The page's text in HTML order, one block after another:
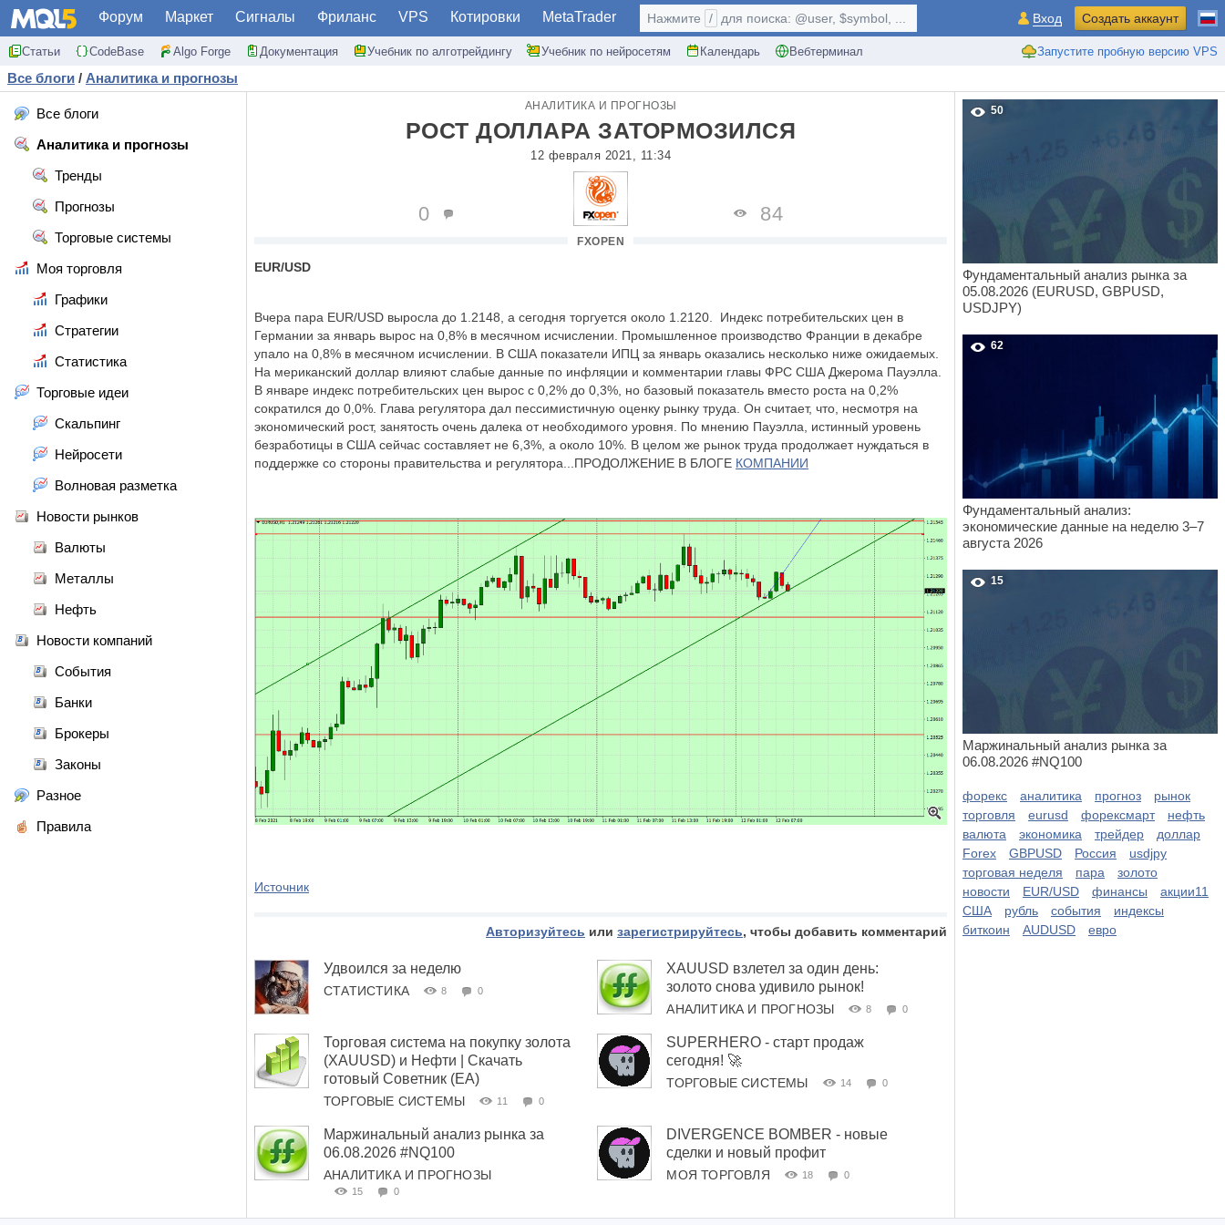
Форум Маркет Сигналы Фриланс VPS Котировки MetaTrader
Статьи CodeBase Algo Forge Документация Учебник по алготрейдингу Учебник по нейросетям Календарь Вебтерминал Запустите пробную версию VPS
Нажмите / для поиска: @user, $symbol, ... Вход Создать аккаунт
Все блоги / Аналитика и прогнозы
Все блоги
Аналитика и прогнозы
Тренды
Прогнозы
Торговые системы
Моя торговля
Графики
Стратегии
Статистика
Торговые идеи
Скальпинг
Нейросети
Волновая разметка
Новости рынков
Валюты
Металлы
Нефть
Новости компаний
События
Банки
Брокеры
Законы
Разное
Правила
АНАЛИТИКА И ПРОГНОЗЫ
РОСТ ДОЛЛАРА ЗАТОРМОЗИЛСЯ
12 февраля 2021, 11:34
FXOPEN
0 84
EUR/USD
Вчера пара EUR/USD выросла до 1.2148, а сегодня торгуется около 1.2120. Индекс потребительских цен в
Германии за январь вырос на 0,8% в месячном исчислении. Промышленное производство Франции в декабре
упало на 0,8% в месячном исчислении. В США показатели ИПЦ за январь оказались несколько ниже ожидаемых.
На мериканский доллар влияют слабые данные по инфляции и комментарии главы ФРС США Джерома Пауэлла.
В январе индекс потребительских цен вырос с 0,2% до 0,3%, но базовый показатель вместо роста на 0,2%
сократился до 0,0%. Глава регулятора дал пессимистичную оценку рынку труда. Он считает, что, несмотря на
экономический рост, занятость очень далека от необходимого уровня. По мнению Пауэлла, истинный уровень
безработицы в США сейчас составляет не 6,3%, а около 10%. В целом же рынок труда продолжает нуждаться в
поддержке со стороны правительства и регулятора...ПРОДОЛЖЕНИЕ В БЛОГЕ КОМПАНИИ
Источник
Авторизуйтесь или зарегистрируйтесь, чтобы добавить комментарий
Удвоился за неделю
СТАТИСТИКА 8 0
XAUUSD взлетел за один день:
золото снова удивило рынок!
АНАЛИТИКА И ПРОГНОЗЫ 8 0
Торговая система на покупку золота
(XAUUSD) и Нефти | Скачать
готовый Советник (EA)
ТОРГОВЫЕ СИСТЕМЫ 11 0
SUPERHERO - старт продаж
сегодня! 🚀
ТОРГОВЫЕ СИСТЕМЫ 14 0
Маржинальный анализ рынка за
06.08.2026 #NQ100
АНАЛИТИКА И ПРОГНОЗЫ
15 0
DIVERGENCE BOMBER - новые
сделки и новый профит
МОЯ ТОРГОВЛЯ 18 0
50
Фундаментальный анализ рынка за
05.08.2026 (EURUSD, GBPUSD,
USDJPY)
62
Фундаментальный анализ:
экономические данные на неделю 3–7
августа 2026
15
Маржинальный анализ рынка за
06.08.2026 #NQ100
форекс аналитика прогноз
рынок
торговля
eurusd форексмарт
нефть
валюта
экономика трейдер
доллар
Forex
GBPUSD Россия
usdjpy
торговая неделя
пара
золото
новости
EUR/USD финансы
акции11
США
рубль события
индексы
биткоин
AUDUSD евро